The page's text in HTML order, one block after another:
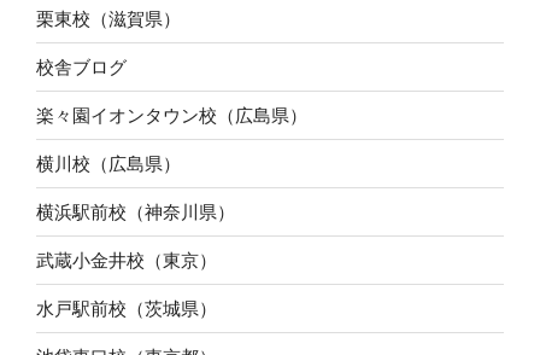
栗東校（滋賀県）
校舎ブログ
楽々園イオンタウン校（広島県）
横川校（広島県）
横浜駅前校（神奈川県）
武蔵小金井校（東京）
水戸駅前校（茨城県）